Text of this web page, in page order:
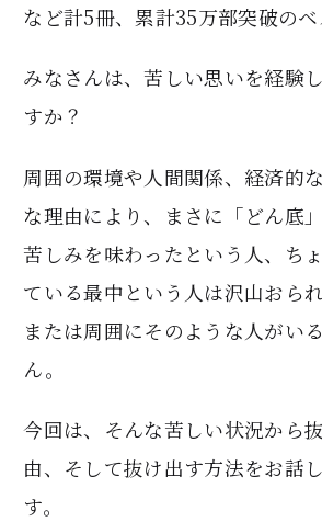
など計5冊、累計35万部突破の
みなさんは、苦しい思いを経験
すか？
周囲の環境や人間関係、経済的
な理由により、まさに「どん底
苦しみを味わったという人、ち
ている最中という人は沢山おら
または周囲にそのような人がい
ん。
今回は、そんな苦しい状況から
由、そして抜け出す方法をお話
す。